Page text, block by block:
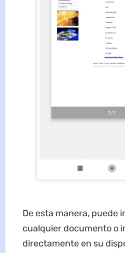
De esta manera, puede
cualquier documento o
directamente en su